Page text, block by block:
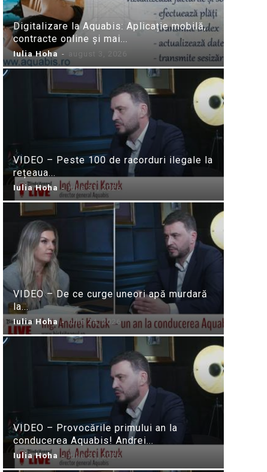
Digitalizare la Aquabis: Aplicație mobilă,
contracte online și mai...
Iulia Hoha - august 3, 2026
VIDEO – Peste 100 de racorduri ilegale la
rețeaua...
Iulia Hoha - iulie 31, 2026
VIDEO – De ce curge uneori apă murdară
la...
Iulia Hoha - iulie 24, 2026
VIDEO – Provocările primului an la
conducerea Aquabis! Andrei...
Iulia Hoha - iulie 21, 2026